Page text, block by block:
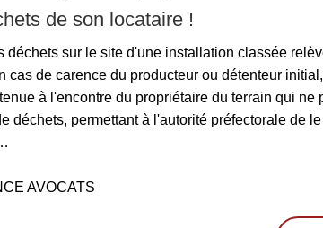
de son locataire !
déchets sur le site d'une installation classée
cas de carence du producteur ou détenteur
à l'encontre du propriétaire du terrain qui ne
déchets, permettant à l'autorité préfectorale de
AVOCATS